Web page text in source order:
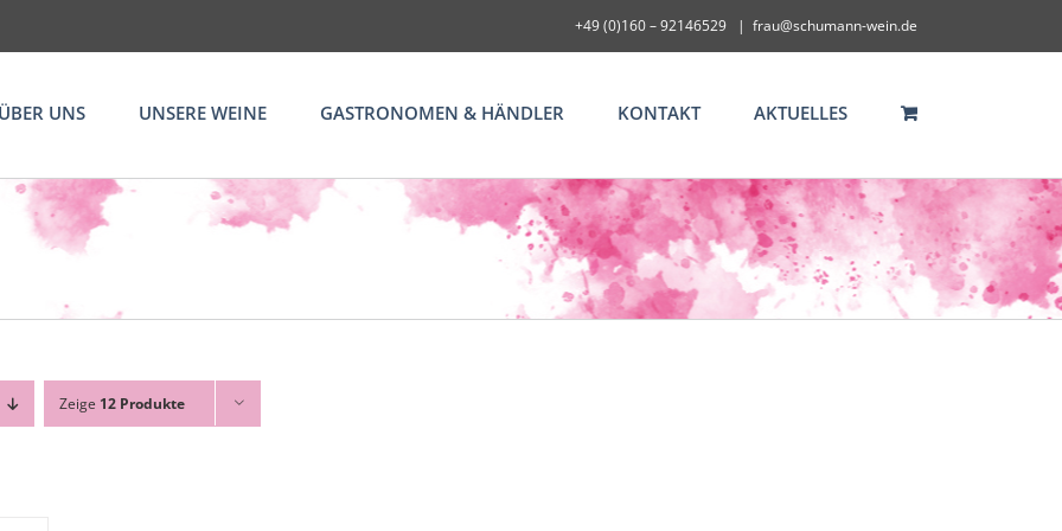
+49 (0)160 – 92146529 | frau@schumann-wein.de
ÜBER UNS UNSERE WEINE GASTRONOMEN & HÄNDLER KONTAKT AKTUELLES
Zeige 12 Produkte